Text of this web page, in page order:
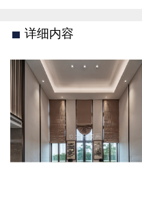
详细内容